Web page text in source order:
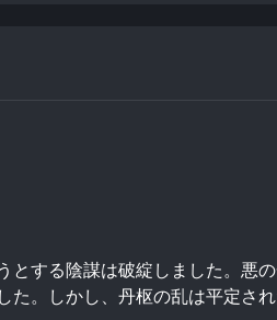
する陰謀は破綻しました。悪の
た。しかし、丹枢の乱は平定さ